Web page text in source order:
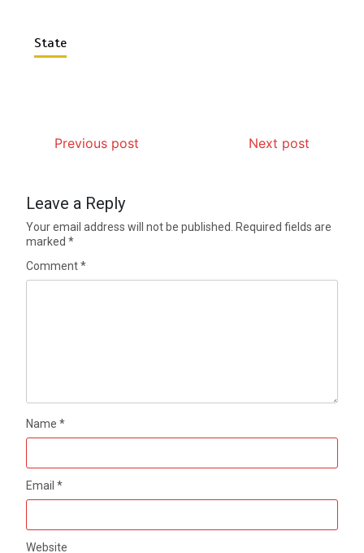
State
Previous post Next post
Leave a Reply
Your email address will not be published. Required fields are
marked*
Comment*
Name*
Email*
Website